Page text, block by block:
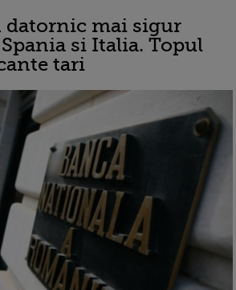
datornic mai sigur
si Italia. Topul
tari